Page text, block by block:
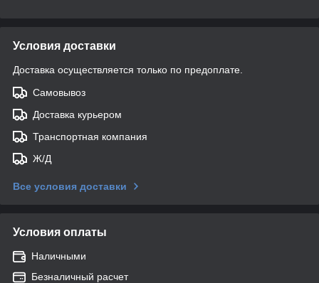
Условия доставки
Доставка осуществляется только по предоплате.
Самовывоз
Доставка курьером
Транспортная компания
Ж/Д
Все условия доставки
Условия оплаты
Наличными
Безналичный расчет